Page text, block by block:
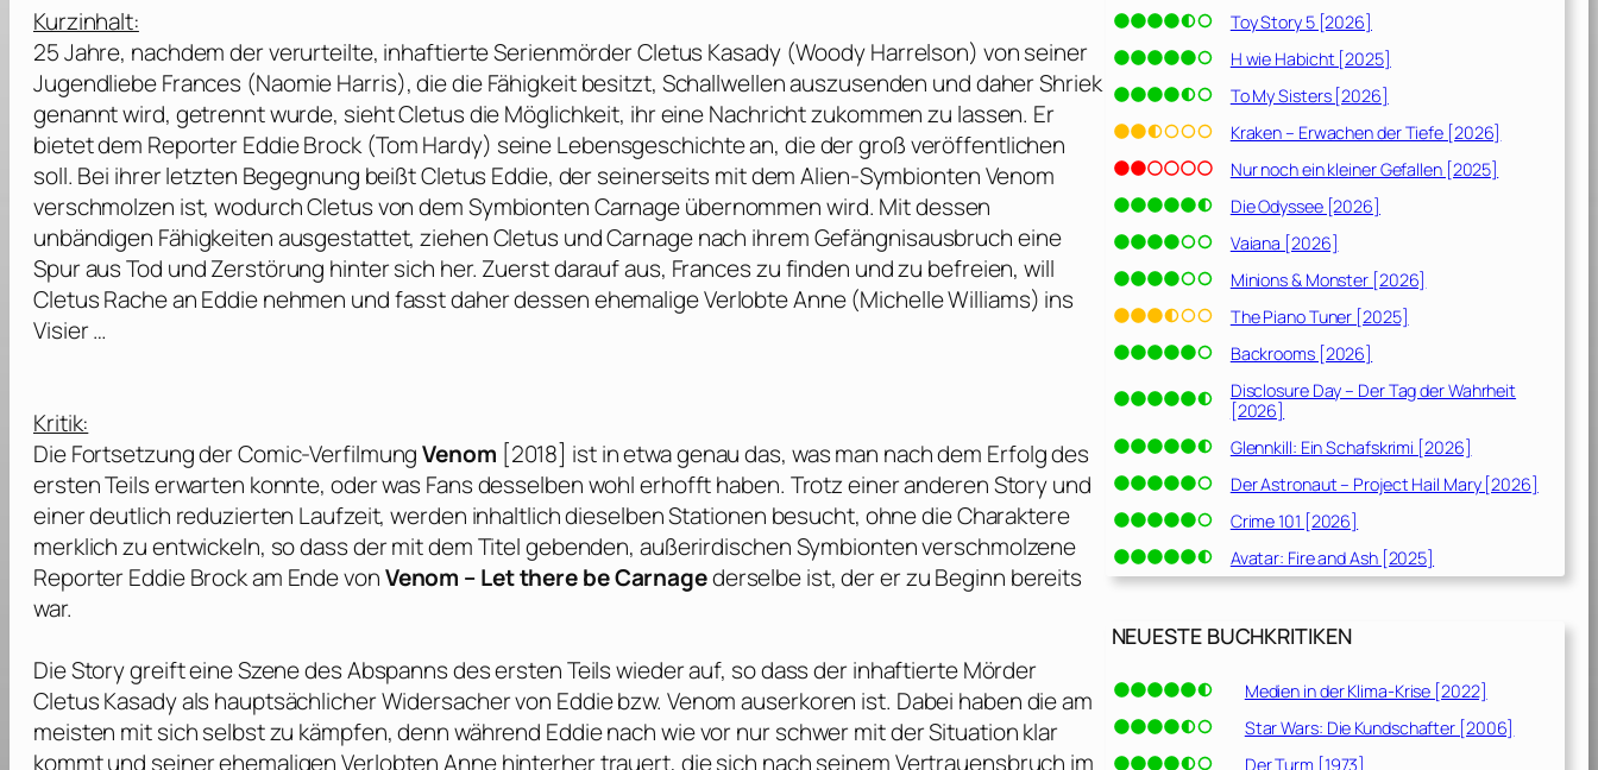
Kurzinhalt:
25 Jahre, nachdem der verurteilte, inhaftierte Serienmörder Cletus Kasady (Woody Harrelson) von seiner
Jugendliebe Frances (Naomie Harris), die die Fähigkeit besitzt, Schallwellen auszusenden und daher Shriek
genannt wird, getrennt wurde, sieht Cletus die Möglichkeit, ihr eine Nachricht zukommen zu lassen. Er
bietet dem Reporter Eddie Brock (Tom Hardy) seine Lebensgeschichte an, die der groß veröffentlichen
soll. Bei ihrer letzten Begegnung beißt Cletus Eddie, der seinerseits mit dem Alien-Symbionten Venom
verschmolzen ist, wodurch Cletus von dem Symbionten Carnage übernommen wird. Mit dessen
unbändigen Fähigkeiten ausgestattet, ziehen Cletus und Carnage nach ihrem Gefängnisausbruch eine
Spur aus Tod und Zerstörung hinter sich her. Zuerst darauf aus, Frances zu finden und zu befreien, will
Cletus Rache an Eddie nehmen und fasst daher dessen ehemalige Verlobte Anne (Michelle Williams) ins
Visier …
Kritik:
Die Fortsetzung der Comic-VerfilmungVenom [2018] ist in etwa genau das, was man nach dem Erfolg des
ersten Teils erwarten konnte, oder was Fans desselben wohl erhofft haben. Trotz einer anderen Story und
einer deutlich reduzierten Laufzeit, werden inhaltlich dieselben Stationen besucht, ohne die Charaktere
merklich zu entwickeln, so dass der mit dem Titel gebenden, außerirdischen Symbionten verschmolzene
Reporter Eddie Brock am Ende vonVenom – Let there be Carnagederselbe ist, der er zu Beginn bereits
war.
Die Story greift eine Szene des Abspanns des ersten Teils wieder auf, so dass der inhaftierte Mörder
Cletus Kasady als hauptsächlicher Widersacher von Eddie bzw. Venom auserkoren ist. Dabei haben die am
meisten mit sich selbst zu kämpfen, denn während Eddie nach wie vor nur schwer mit der Situation klar
kommt und seiner ehemaligen Verlobten Anne hinterher trauert, die sich nach seinem Vertrauensbruch im
Toy Story 5 [2026]
H wie Habicht [2025]
To My Sisters [2026]
Kraken – Erwachen der Tiefe [2026]
Nur noch ein kleiner Gefallen [2025]
Die Odyssee [2026]
Vaiana [2026]
Minions & Monster [2026]
The Piano Tuner [2025]
Backrooms [2026]
Disclosure Day – Der Tag der Wahrheit
[2026]
Glennkill: Ein Schafskrimi [2026]
Der Astronaut – Project Hail Mary [2026]
Crime 101 [2026]
Avatar: Fire and Ash [2025]
NEUESTE BUCHKRITIKEN
Medien in der Klima-Krise [2022]
Star Wars: Die Kundschafter [2006]
Der Turm [1973]